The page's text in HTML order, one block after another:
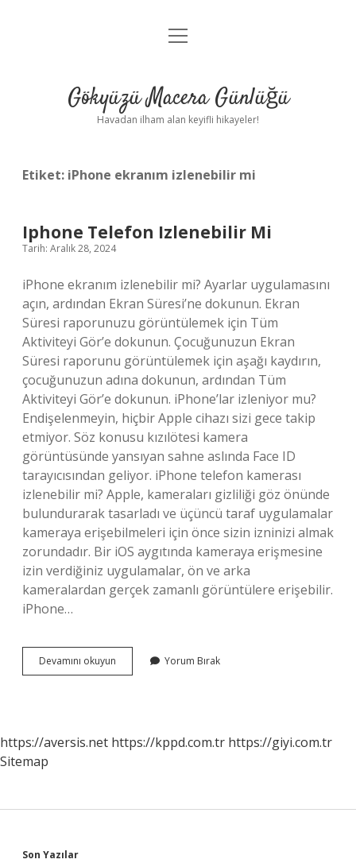
Anasayfa
Yasal Uyarı
menüyü
Gökyüzü Macera Günlüğü
Havadan ilham alan keyifli hikayeler!
Etiket: iPhone ekranım izlenebilir mi
Iphone Telefon Izlenebilir Mi
Tarih: Aralık 28, 2024
iPhone ekranım izlenebilir mi? Ayarlar uygulamasını
açın, ardından Ekran Süresi’ne dokunun. Ekran
Süresi raporunuzu görüntülemek için Tüm
Aktiviteyi Gör’e dokunun. Çocuğunuzun Ekran
Süresi raporunu görüntülemek için aşağı kaydırın,
çocuğunuzun adına dokunun, ardından Tüm
Aktiviteyi Gör’e dokunun. iPhone’lar izleniyor mu?
Endişelenmeyin, hiçbir Apple cihazı sizi gece takip
etmiyor. Söz konusu kızılötesi kamera
görüntüsünde yansıyan sahne aslında Face ID
tarayıcısından geliyor. iPhone telefon kamerası
izlenebilir mi? Apple, kameraları gizliliği göz önünde
bulundurarak tasarladı ve üçüncü taraf uygulamalar
kameraya erişebilmeleri için önce sizin izninizi almak
zorundadır. Bir iOS aygıtında kameraya erişmesine
izin verdiğiniz uygulamalar, ön ve arka
kameralardan gerçek zamanlı görüntülere erişebilir.
iPhone…
Devamını okuyun
Telefon
Yorum Bırak
https://aversis.net https://kppd.com.tr https://giyi.com.tr
Sitemap
Son Yazılar